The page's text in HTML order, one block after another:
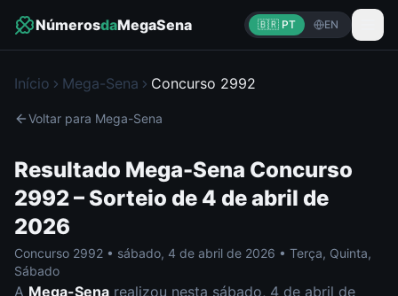
NúmerosdaMegaSena 🇧🇷 PT EN
Início Mega-Sena Concurso 2992
Voltar para Mega-Sena
Resultado Mega-Sena Concurso
2992– Sorteio de 4 de abril de
2026
Concurso 2992 • sábado, 4 de abril de 2026 • Terça, Quinta,
Sábado
A Mega-Sena realizou nesta sábado, 4 de abril de